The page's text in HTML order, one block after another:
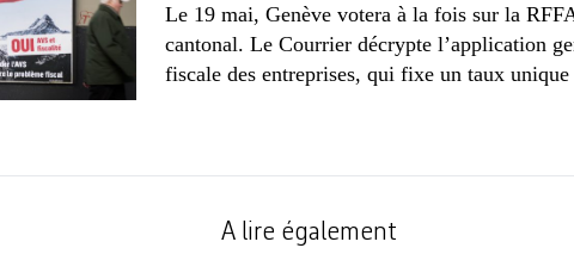
Le 19 mai, Genève votera à la fois sur la
cantonal. Le Courrier décrypte l’application
fiscale des entreprises, qui fixe un taux
A lire également